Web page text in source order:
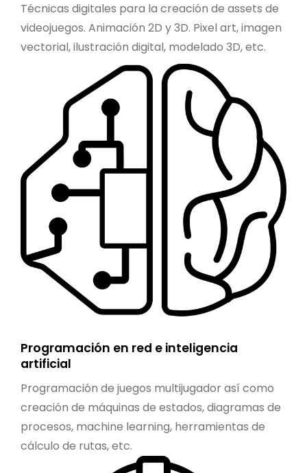
Técnicas digitales para la creación de assets de
videojuegos. Animación 2D y 3D. Pixel art, imagen
vectorial, ilustración digital, modelado 3D, etc.
Programación en red e inteligencia
artificial
Programación de juegos multijugador así como
creación de máquinas de estados, diagramas de
procesos, machine learning, herramientas de
cálculo de rutas, etc.